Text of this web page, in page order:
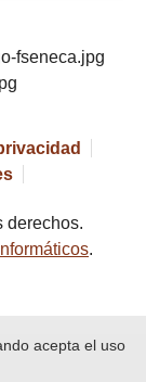
derechos.
.
acepta el uso